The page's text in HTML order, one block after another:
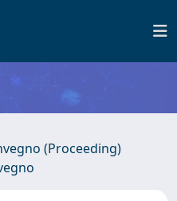
(Proceeding)